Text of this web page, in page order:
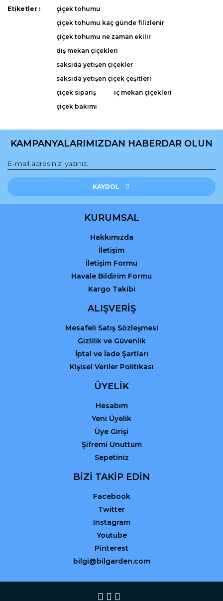
Bu ürüne ilk yorumu siz yapın!
Yorum Yaz
Bu ürünün fiyat bilgisi, resim, ürün açıklamalarında ve diğer
kullanarak tarafımıza iletebilirsiniz.
Görüş ve önerileriniz için teşekkür ederiz.
Ürün resmi kalitesiz, bozuk veya görüntülenemiyor.
Ürün açıklamasında eksik bilgiler bulunuyor.
Ürün bilgilerinde hatalar bulunuyor.
Ürün fiyatı diğer sitelerden daha pahalı.
Etiketler :
çiçek tohumu
çiçek tohumu kaç günde filizlenir
çiçek tohumu ne zaman ekilir
dış mekan çiçekleri
saksıda yetişen çiçekler
saksıda yetişen çiçek çeşitleri
çiçek sipariş
iç mekan çiçekleri
çiçek bakımı
KAMPANYALARIMIZDAN HABERDAR OLUN
KAYDOL
KURUMSAL
Hakkımızda
İletişim
İletişim Formu
Havale Bildirim Formu
Kargo Takibi
ALIŞVERİŞ
Mesafeli Satış Sözleşmesi
Gizlilik ve Güvenlik
İptal ve İade Şartları
Kişisel Veriler Politikası
ÜYELİK
Hesabım
Yeni Üyelik
Üye Girişi
Şifremi Unuttum
Sepetiniz
BİZİ TAKİP EDİN
Facebook
Twitter
Instagram
Youtube
Pinterest
bilgi@bilgarden.com